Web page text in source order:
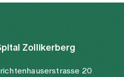
Zollikerberg
20